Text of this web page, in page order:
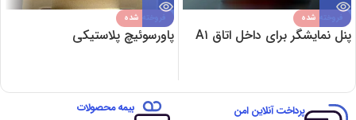
فروخته شده
پنل نمایشگر برای داخل اتاق A۱
فروخته شده
پاورسوئیچ پلاستیکی
پرداخت آنلاین امن بیمه محصولات